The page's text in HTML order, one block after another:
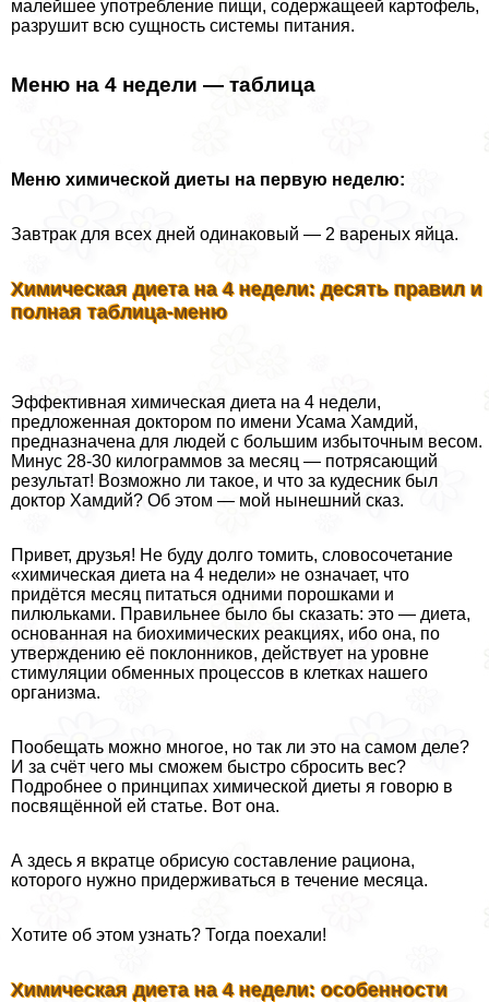
малейшее употрeбление пищи, содержащеей картофель,
разрушит всю сущность системы питания.
Меню на 4 недели — таблица
Меню химической диеты на первую неделю:
Завтpaк для всех дней одинаковый — 2 вареных яйца.
Химическая диета на 4 недели: десять правил и
полная таблица-меню
Эффективная химическая диета на 4 недели,
предложенная доктором по имени Усама Хамдий,
предназначена для людей с большим избыточным весом.
Минус 28-30 килограммов за месяц — потрясающий
результат! Возможно ли такое, и что за кудесник был
доктор Хамдий? Об этом — мой нынешний сказ.
Привет, друзья! Не буду долго томить, словосочетание
«химическая диета на 4 недели» не означает, что
придётся месяц питаться одними порошками и
пилюльками. Правильнее было бы сказать: это — диета,
основанная на биохимических реакциях, ибо она, по
утверждению её поклонников, действует на уровне
стимуляции обменных процессов в клетках нашего
организма.
Пообещать можно многое, но так ли это на самом деле?
И за счёт чего мы сможем быстро сбросить вес?
Подробнее о принципах химической диеты я говорю в
посвящённой ей статье. Вот она.
А здесь я вкратце обрисую составление рациона,
которого нужно придерживаться в течение месяца.
Хотите об этом узнать? Тогда поехали!
Химическая диета на 4 недели: особенности